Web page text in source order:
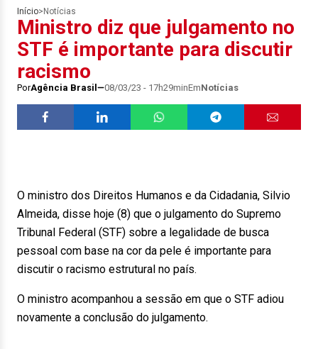
Início> Notícias
Ministro diz que julgamento no
STF é importante para discutir
racismo
PorAgência Brasil 08/03/23 - 17h29minEmNotícias
O ministro dos Direitos Humanos e da Cidadania, Silvio
Almeida, disse hoje (8) que o julgamento do Supremo
Tribunal Federal (STF) sobre a legalidade de busca
pessoal com base na cor da pele é importante para
discutir o racismo estrutural no país.
O ministro acompanhou a sessão em que o STF adiou
novamente a conclusão do julgamento.